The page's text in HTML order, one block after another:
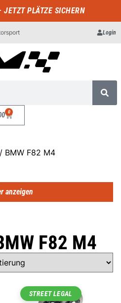
JETZT PLÄTZE SICHERN
Login
0
/ BMW F82 M4
anzeigen
F82 M4
STREET LEGAL